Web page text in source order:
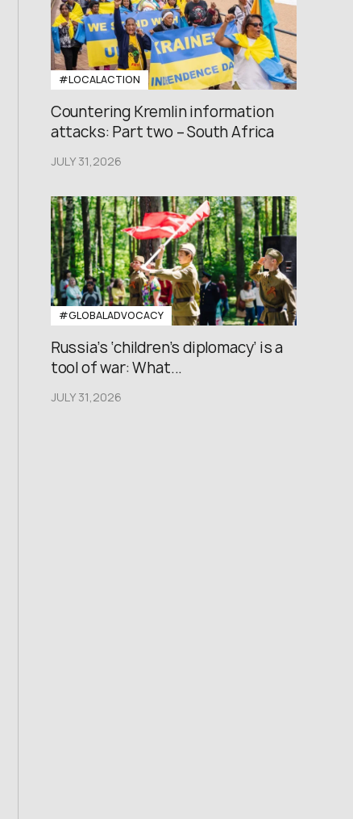
#LOCALACTION
Countering Kremlin information
attacks: Part two – South Africa
JULY 31,2026
#GLOBALADVOCACY
Russia’s ‘children’s diplomacy’ is a
tool of war: What...
JULY 31,2026